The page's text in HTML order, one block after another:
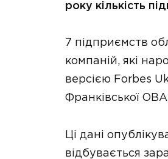
року кількість
7 підприємств
компаній, які
версією Forbes
Франківської ОВА
Ці дані
відбувається